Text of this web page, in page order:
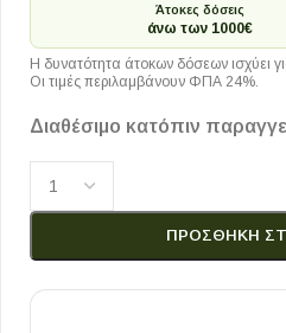
Άτοκες δόσεις
άνω των 1000€
Η δυνατότητα άτοκων δόσεων ισχύει
Οι τιμές περιλαμβάνουν ΦΠΑ 24%.
Διαθέσιμο κατόπιν
ΠΡΟΣΘΉΚΗ